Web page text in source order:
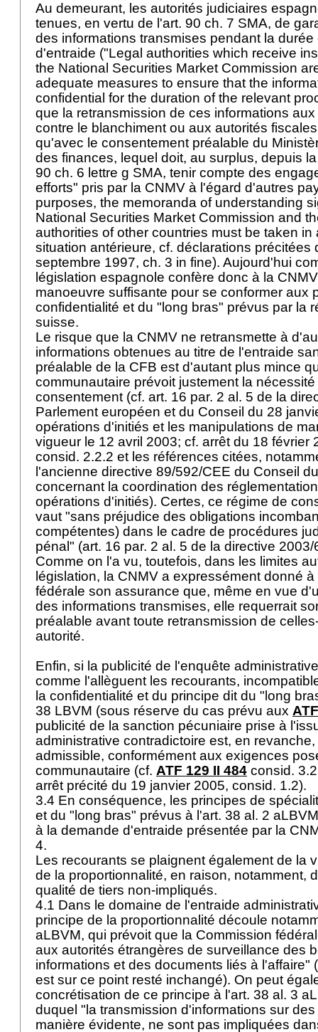
Au demeurant, les autorités judiciaires
tenues, en vertu de l'art. 90 ch. 7 SMA, de
des informations transmises pendant la
d'entraide ("Legal authorities which receive
the National Securities Market Commission
adequate measures to ensure that the
confidential for the duration of the relevant
que la retransmission de ces informations
contre le blanchiment ou aux autorités
qu'avec le consentement préalable du
des finances, lequel doit, au surplus, depuis
90 ch. 6 lettre g SMA, tenir compte des
efforts" pris par la CNMV à l'égard d'autres
purposes, the memoranda of understanding
National Securities Market Commission and
authorities of other countries must be taken in
situation antérieure, cf. déclarations précitées
septembre 1997, ch. 3 in fine). Aujourd'hui
législation espagnole confère donc à la
manoeuvre suffisante pour se conformer aux
confidentialité et du "long bras" prévus par la
suisse.
Le risque que la CNMV ne retransmette à
informations obtenues au titre de l'entraide
préalable de la CFB est d'autant plus mince
communautaire prévoit justement la
consentement (cf. art. 16 par. 2 al. 5 de la
Parlement européen et du Conseil du 28
opérations d'initiés et les manipulations de
vigueur le 12 avril 2003; cf. arrêt du 18 février
consid. 2.2.2 et les références citées,
l'ancienne directive 89/592/CEE du Conseil
concernant la coordination des
opérations d'initiés). Certes, ce régime de
vaut "sans préjudice des obligations
compétentes) dans le cadre de procédures
pénal" (art. 16 par. 2 al. 5 de la directive
Comme on l'a vu, toutefois, dans les limites
législation, la CNMV a expressément donné
fédérale son assurance que, même en vue
des informations transmises, elle requerrait
préalable avant toute retransmission de
autorité.
Enfin, si la publicité de l'enquête
comme l'allèguent les recourants,
la confidentialité et du principe dit du "long
38 LBVM (sous réserve du cas prévu aux
publicité de la sanction pécuniaire prise à
administrative contradictoire est, en
admissible, conformément aux exigences
communautaire (cf. ATF 129 II 484 consid.
arrêt précité du 19 janvier 2005, consid. 1.2).
3.4 En conséquence, les principes de
et du "long bras" prévus à l'art. 38 al. 2
à la demande d'entraide présentée par la
4.
Les recourants se plaignent également de la
de la proportionnalité, en raison, notamment,
qualité de tiers non-impliqués.
4.1 Dans le domaine de l'entraide
principe de la proportionnalité découle
aLBVM, qui prévoit que la Commission
aux autorités étrangères de surveillance des
informations et des documents liés à l'affaire"
est sur ce point resté inchangé). On peut
concrétisation de ce principe à l'art. 38 al. 3
duquel "la transmission d'informations sur
manière évidente, ne sont pas impliquées